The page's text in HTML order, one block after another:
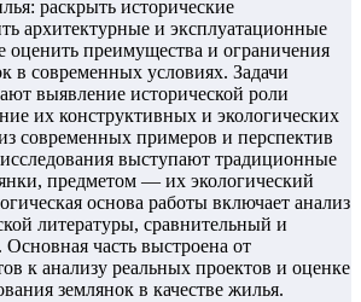
раскрыть исторические
архитектурные и эксплуатационные
оценить преимущества и ограничения
в современных условиях. Задачи
выявление исторической роли
их конструктивных и экологических
современных примеров и перспектив
выступают традиционные
предметом — их экологический
основа работы включает анализ
литературы, сравнительный и
часть выстроена от
к анализу реальных проектов и оценке
землянок в качестве жилья.